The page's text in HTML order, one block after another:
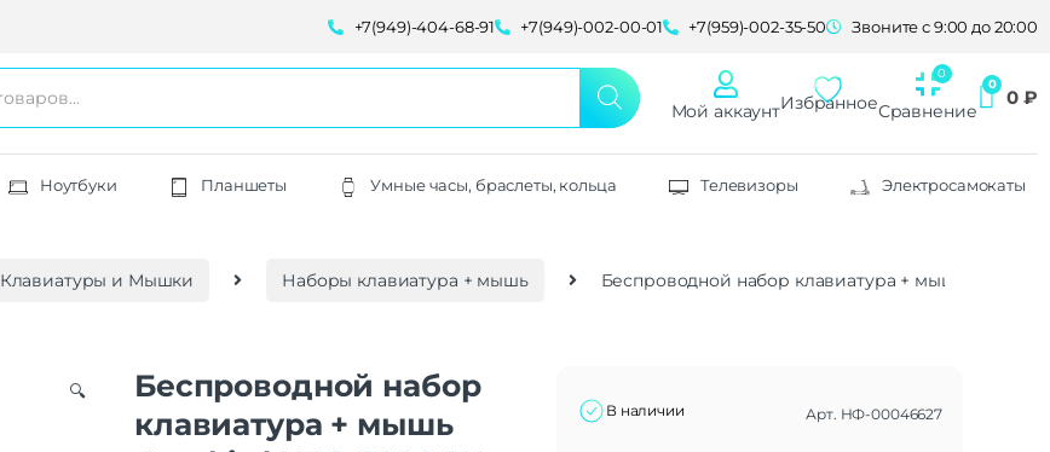
+7(949)-404-68-91 +7(949)-002-00-01 +7(959)-002-35-50 Звоните с 9:00 до 20:00
Мой аккаунтИзбранноеСравнение
0 ₽
Ноутбуки Планшеты Умные часы, браслеты, кольца Телевизоры Электросамокаты
Клавиатуры и Мышки Наборы клавиатура + мышь Беспроводной набор клавиатура + мышь
🔍
Беспроводной набор
клавиатура + мышь
В наличии Арт. НФ-00046627